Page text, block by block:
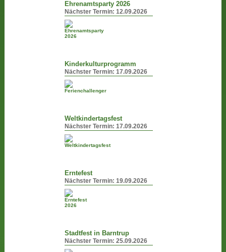
Ehrenamtsparty 2026
Nächster Termin:12.09.2026
Kinderkulturprogramm
Nächster Termin:17.09.2026
Weltkindertagsfest
Nächster Termin:17.09.2026
Erntefest
Nächster Termin:19.09.2026
Stadtfest in Barntrup
Nächster Termin:25.09.2026